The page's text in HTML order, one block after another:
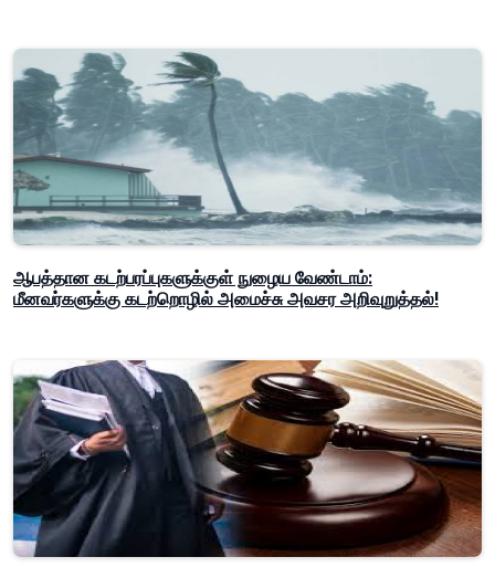
ஆபத்தான கடற்பரப்புகளுக்குள் நுழைய வேண்டாம்:
மீனவர்களுக்கு கடற்றொழில் அமைச்சு அவசர அறிவுறுத்தல்!